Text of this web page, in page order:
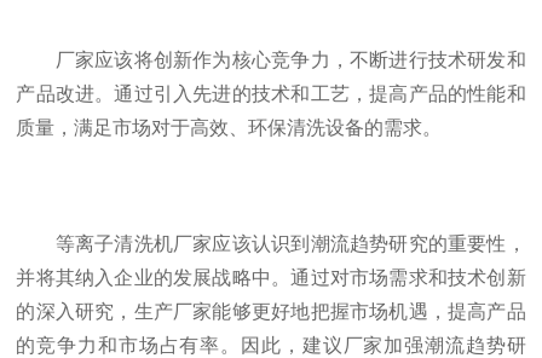
厂家应该将创新作为核心竞争力，不断进行技术研发和
产品改进。通过引入先进的技术和工艺，提高产品的性能和
质量，满足市场对于高效、环保清洗设备的需求。
等离子清洗机厂家应该认识到潮流趋势研究的重要性，
并将其纳入企业的发展战略中。通过对市场需求和技术创新
的深入研究，生产厂家能够更好地把握市场机遇，提高产品
的竞争力和市场占有率。因此，建议厂家加强潮流趋势研